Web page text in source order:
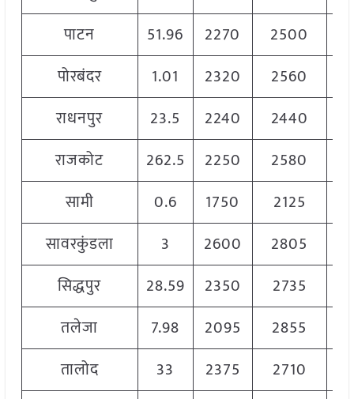
पाटन
51.96 2270 2500
पोरबंदर
1.01 2320 2560
राधनपुर
23.5 2240 2440
राजकोट
262.5 2250 2580
सामी
0.6 1750 2125
सावरकुंडला
3 2600 2805
सिद्धपुर
28.59 2350 2735
तलेजा
7.98 2095 2855
तालोद
33 2375 2710